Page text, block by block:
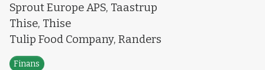
Sprout Europe APS, Taastrup
Thise, Thise
Tulip Food Company, Randers
Finans